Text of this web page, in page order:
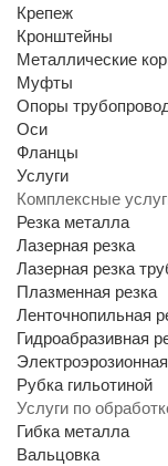
Крепеж
Кронштейны
Металлические
Муфты
Опоры
Оси
Фланцы
Услуги
Комплексные
Резка металла
Лазерная резка
Лазерная резка
Плазменная резка
Ленточнопильная
Гидроабразивная
Рубка гильотиной
Услуги по
Гибка металла
Вальцовка